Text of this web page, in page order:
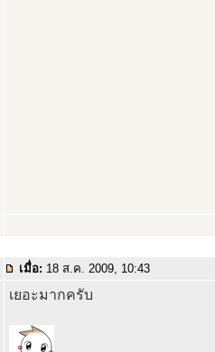
เมื่อ: 18 ส.ค. 2009, 10:43
เยอะมากครับ